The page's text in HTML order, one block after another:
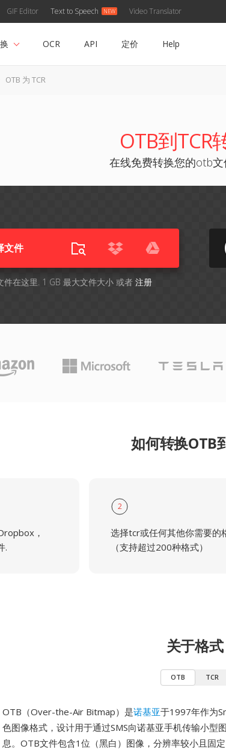
GIF Editor Text to Speech Video Translator
OCR API 定价 Help
OTB 为 TCR
OTB到TCR
在线免费转换您的otb
文件
件在这里. 1 GB 最大文件大小 或者 注册
如何转换OTB
，
.
2
选择tcr或任何其他你需要的
（支持超过200种格式）
关于格式
OTB TCR
OTB（Over-the-Air Bitmap）是诺基亚于1997年作为
色图像格式，设计用于通过SMS向诺基亚手机传输小
息。OTB文件包含1位（黑白）图像，分辨率较小且固